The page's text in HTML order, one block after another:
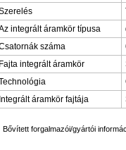
integrált áramkör típusa
száma
Fajta integrált áramkör
Integrált áramkör fajtája
Bővített forgalmazói/gyártói